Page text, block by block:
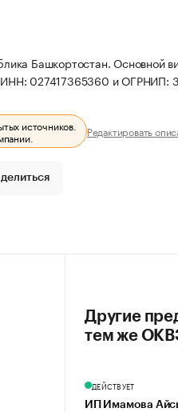
Башкортостан. Основной
ИНН: 027417365360 и
источников.
Редактировать
Другие
тем же
ДЕЙСТВУЕТ
ИП Имамова